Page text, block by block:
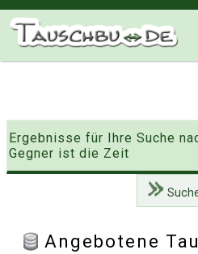
Ergebnisse für Ihre Suche
Gegner ist die Zeit
Angebotene